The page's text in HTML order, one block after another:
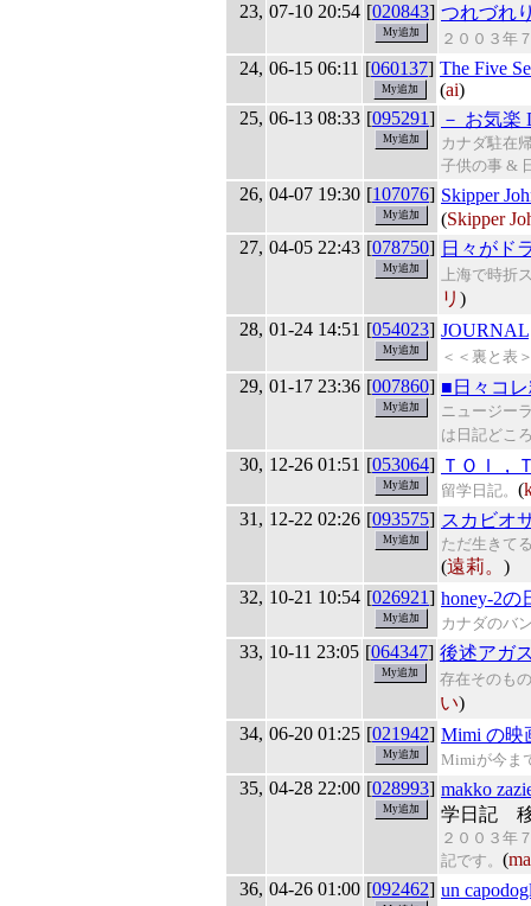
23, 07-10 20:54 [020843] つれづれ
２００３年
24, 06-15 06:11 [060137] The Five
(ai)
25, 06-13 08:33 [095291] － お気楽
カナダ駐在
子供の事 &
26, 04-07 19:30 [107076] Skipper
(Skipper
27, 04-05 22:43 [078750] 日々がド
上海で時折
リ )
28, 01-24 14:51 [054023] JOURNAL
＜＜裏と表
29, 01-17 23:36 [007860] ■日々コ
ニュージー
は日記どこ
30, 12-26 01:51 [053064] ＴＯＩ，
留学日記。 (
31, 12-22 02:26 [093575] スカビオ
ただ生きて
(遠莉。 )
32, 10-21 10:54 [026921] honey-2の
カナダのバ
33, 10-11 23:05 [064347] 後述アガ
存在そのも
い)
34, 06-20 01:25 [021942] Mimi の映
Mimiが今ま
35, 04-28 22:00 [028993] makko
学日記
２００３年
記です。 (
36, 04-26 01:00 [092462] un